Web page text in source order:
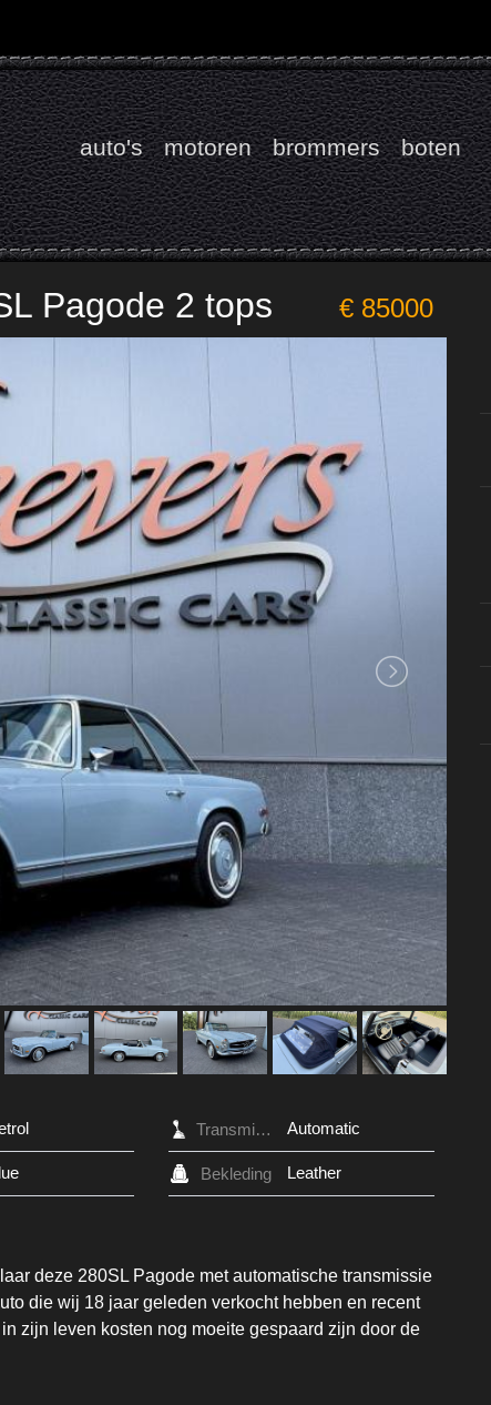
auto's motoren brommers boten
Pagode 2 tops € 85000
Transmissie Automatic
Bekleding Leather
deze 280SL Pagode met automatische transmissie
die wij 18 jaar geleden verkocht hebben en recent
zijn leven kosten nog moeite gespaard zijn door de